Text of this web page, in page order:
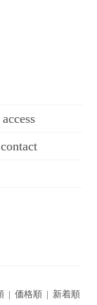
access
contact
| 価格順| 新着順